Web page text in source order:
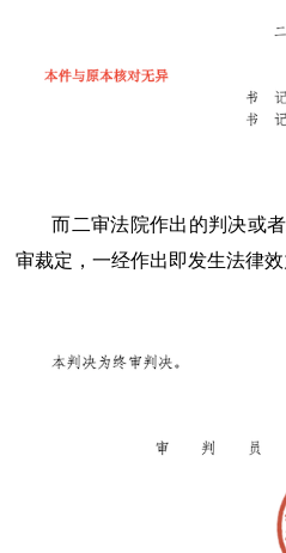
而二审法院作出的判决或
审裁定，一经作出即发生法律效